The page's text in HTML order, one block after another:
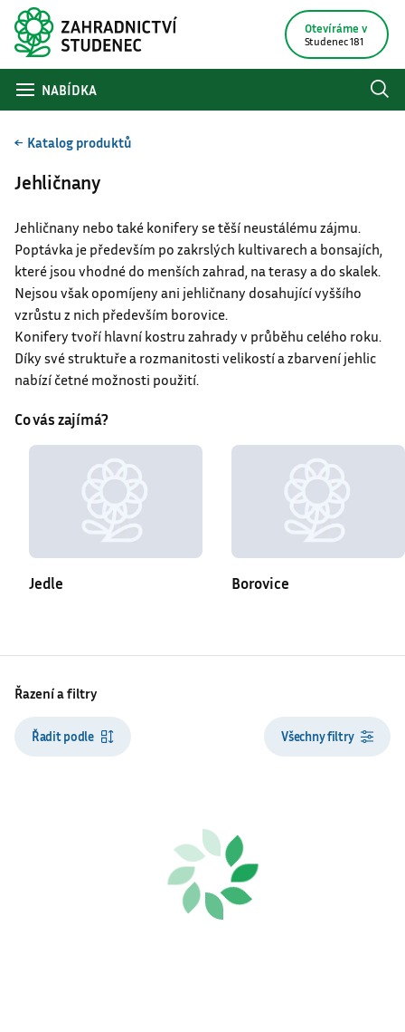
Otevíráme v
Studenec 181
NABÍDKA
Katalog produktů
Jehličnany
Jehličnany nebo také konifery se těší neustálému zájmu.
Poptávka je především po zakrslých kultivarech a bonsajích,
které jsou vhodné do menších zahrad, na terasy a do skalek.
Nejsou však opomíjeny ani jehličnany dosahující vyššího
vzrůstu z nich především borovice.
Konifery tvoří hlavní kostru zahrady v průběhu celého roku.
Díky své struktuře a rozmanitosti velikostí a zbarvení jehlic
nabízí četné možnosti použití.
Co vás zajímá?
Jedle Borovice
Řazení a filtry
Řadit podle Všechny filtry